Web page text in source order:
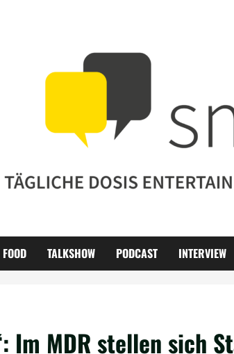
FOOD TALKSHOW PODCAST INTERVIEW
Im MDR stellen sich